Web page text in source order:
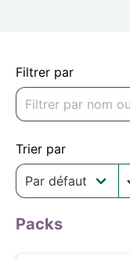
Filtrer par
Trier par
Packs